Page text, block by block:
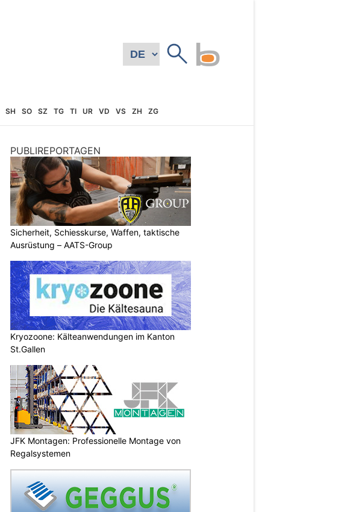
SH SO SZ TG TI UR VD VS ZH ZG
PUBLIREPORTAGEN
Sicherheit, Schiesskurse, Waffen, taktische
Ausrüstung – AATS-Group
Kryozoone: Kälteanwendungen im Kanton
St.Gallen
JFK Montagen: Professionelle Montage von
Regalsystemen